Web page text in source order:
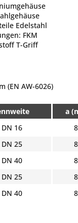
Edelstahl
FKM
T-Griff
(EN AW-6026)
a
16
25
40
25
40